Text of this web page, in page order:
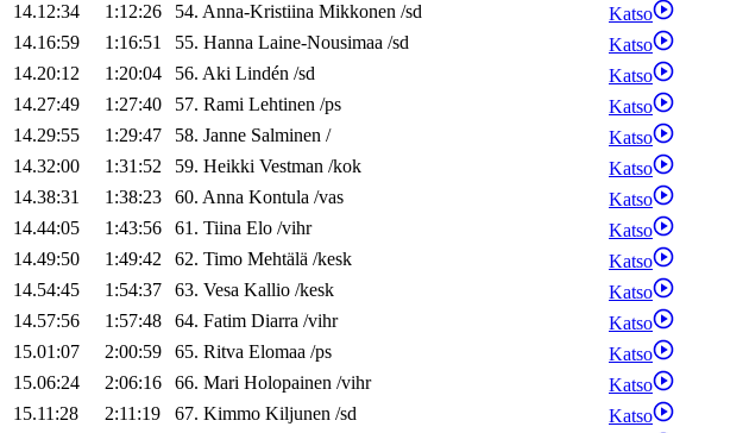
14.12:34
1:12:26 54. Anna-Kristiina Mikkonen /sd
Katso
14.16:59
1:16:51 55. Hanna Laine-Nousimaa /sd
Katso
14.20:12
1:20:04 56. Aki Lindén /sd
Katso
14.27:49
1:27:40 57. Rami Lehtinen /ps
Katso
14.29:55
1:29:47 58. Janne Salminen /
Katso
14.32:00
1:31:52 59. Heikki Vestman /kok
Katso
14.38:31
1:38:23 60. Anna Kontula /vas
Katso
14.44:05
1:43:56 61. Tiina Elo /vihr
Katso
14.49:50
1:49:42 62. Timo Mehtälä /kesk
Katso
14.54:45
1:54:37 63. Vesa Kallio /kesk
Katso
14.57:56
1:57:48 64. Fatim Diarra /vihr
Katso
15.01:07
2:00:59 65. Ritva Elomaa /ps
Katso
15.06:24
2:06:16 66. Mari Holopainen /vihr
Katso
15.11:28
2:11:19 67. Kimmo Kiljunen /sd
Katso